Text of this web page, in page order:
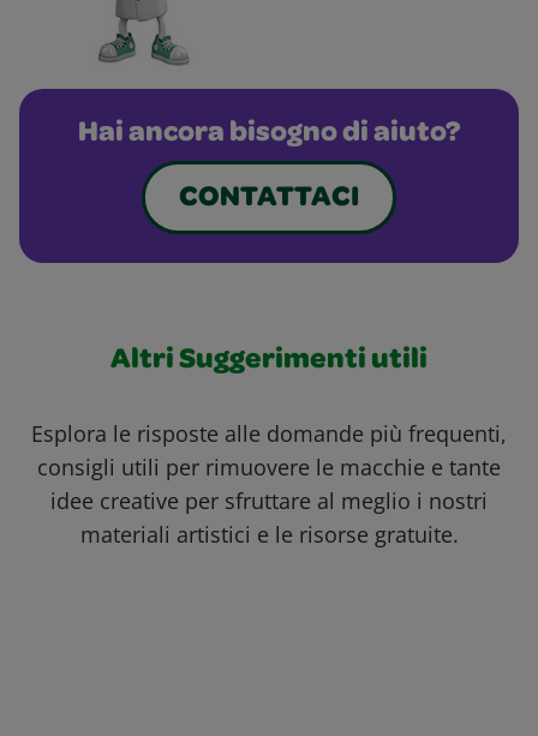
Hai ancora bisogno di aiuto?
CONTATTACI
Altri Suggerimenti utili
Esplora le risposte alle domande più frequenti,
consigli utili per rimuovere le macchie e tante
idee creative per sfruttare al meglio i nostri
materiali artistici e le risorse gratuite.